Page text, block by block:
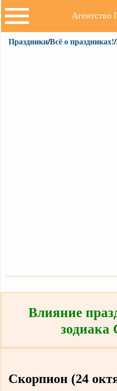
Агентство
Праздники/Всё о праздниках!/
Влияние
Скорпион (24